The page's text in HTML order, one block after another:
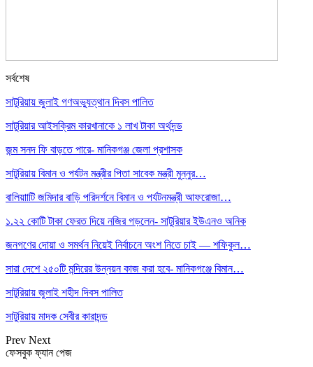
সর্বশেষ
সাটুরিয়ায় জুলাই গণঅভ্যুত্থান দিবস পালিত
সাটুরিয়ার আইসক্রিম কারখানাকে ১ লাখ টাকা অর্থদন্ড
জন্ম সনদ ফি বাড়তে পারে- মানিকগঞ্জ জেলা প্রশাসক
সাটুরিয়ায় বিমান ও পর্যটন মন্ত্রীর পিতা সাবেক মন্ত্রী মুন্নুর…
বালিয়াাটি জমিদার বাড়ি পরিদর্শনে বিমান ও পর্যটনমন্ত্রী আফরোজা…
১.২২ কোটি টাকা ফেরত দিয়ে নজির গড়লেন- সাটুরিয়ার ইউএনও অনিক
জনগণের দোয়া ও সমর্থন নিয়েই নির্বাচনে অংশ নিতে চাই — শফিকুল…
সারা দেশে ২৫০টি মন্দিরের উন্নয়ন কাজ করা হবে- মানিকগঞ্জে বিমান…
সাটুরিয়ায় জুলাই শহীদ দিবস পালিত
সাটুরিয়ায় মাদক সেবীর কারাদন্ড
Prev Next
ফেসবুক ফ্যান পেজ